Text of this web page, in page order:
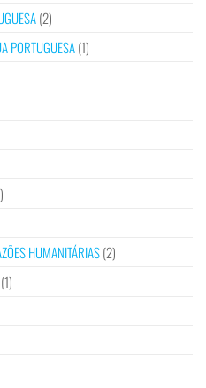
(2)
PORTUGUESA(1)
HUMANITÁRIAS(2)
(1)